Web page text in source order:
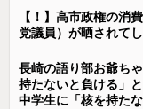
【！】高市政権の
党議員）が晒されて
長崎の語り部お爺ち
持たないと負ける」
中学生に「核を持た